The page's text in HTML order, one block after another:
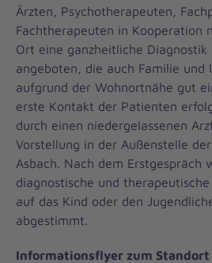
Ärzten, Psychotherapeuten,
Fachtherapeuten in Kooperation
Ort eine ganzheitliche Diagnostik
angeboten, die auch Familie und
aufgrund der Wohnortnähe gut
erste Kontakt der Patienten
durch einen niedergelassenen
Vorstellung in der Außenstelle
Asbach. Nach dem Erstgespräch
diagnostische und
auf das Kind oder den
abgestimmt.
Informationsflyer zum Standort